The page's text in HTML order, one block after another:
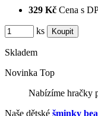
329 Kč Cena s
ks
Skladem
Novinka Top
Nabízíme hračky
Naše dětské šminky